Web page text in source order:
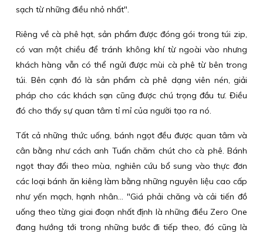
sạch từ những điều nhỏ nhất".
Riêng về cà phê hạt, sản phẩm được đóng gói trong túi zip,
có van một chiều để tránh không khí từ ngoài vào nhưng
khách hàng vẫn có thể ngửi được mùi cà phê từ bên trong
túi. Bên cạnh đó là sản phẩm cà phê dạng viên nén, giải
pháp cho các khách sạn cũng được chú trọng đầu tư. Điều
đó cho thấy sự quan tâm tỉ mỉ của người tạo ra nó.
Tất cả những thức uống, bánh ngọt đều được quan tâm và
cân bằng như cách anh Tuấn chăm chút cho cà phê. Bánh
ngọt thay đổi theo mùa, nghiên cứu bổ sung vào thực đơn
các loại bánh ăn kiêng làm bằng những nguyên liệu cao cấp
như yến mạch, hạnh nhân... "Giá phải chăng và cải tiến đồ
uống theo từng giai đoạn nhất định là những điều Zero One
đang hướng tới trong những bước đi tiếp theo, đó cũng là